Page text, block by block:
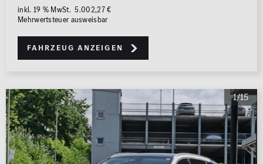
inkl. 19 % MwSt. 5.002,27 €
Mehrwertsteuer ausweisbar
Fahrzeug anzeigen
1/15